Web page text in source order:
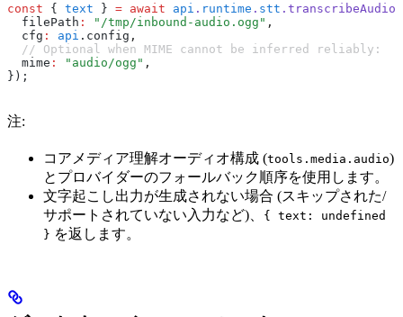
const { text } = await api . runtime . stt
  filePath
: "/tmp/inbound-audio.ogg" ,
  cfg
: api .config ,
  // Optional when MIME cannot be inferred reliably:
  mime
: "audio/ogg" ,
});
注:
コアメディア理解オーディオ構成 (tools.media.audio)
とプロバイダーのフォールバック順序を使用します。
文字起こし出力が生成されない場合 (スキップされた/
サポートされていない入力など)、
{ text: undefined
} を返します。